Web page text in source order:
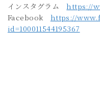
インスタグラムhttps://
Facebook https://
id=100011544195367